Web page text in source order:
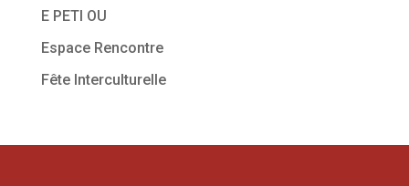
E PETI OU
Espace Rencontre
Fête Interculturelle